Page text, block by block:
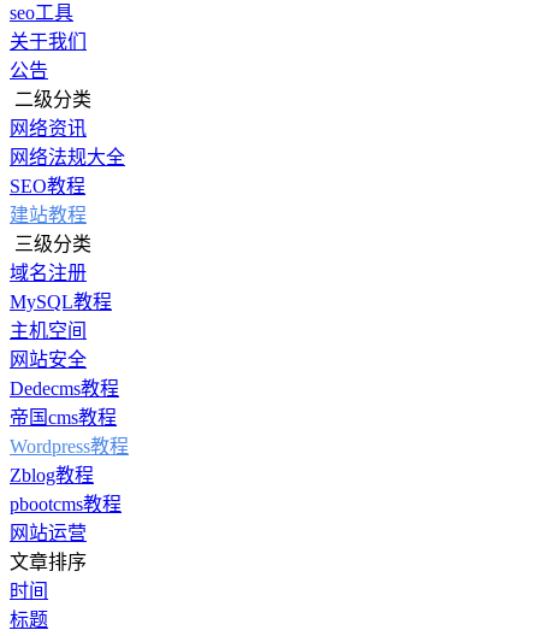
seo工具
关于我们
公告
二级分类
网络资讯
网络法规大全
SEO教程
建站教程
三级分类
域名注册
MySQL教程
主机空间
网站安全
Dedecms教程
帝国cms教程
Wordpress教程
Zblog教程
pbootcms教程
网站运营
文章排序
时间
标题